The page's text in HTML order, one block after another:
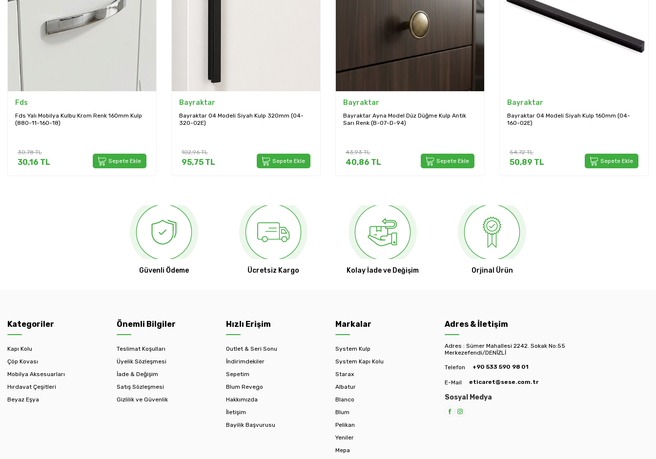
Fds
Fds Yalı Mobilya Kulbu Krom Renk 160mm Kulp
(880-11-160-18)
30,78TL
30,16 TL Sepete Ekle
Bayraktar
Bayraktar 04 Modeli Siyah Kulp 320mm (04-
320-02E)
102,96TL
95,75 TL Sepete Ekle
Bayraktar
Bayraktar Ayna Model Düz Düğme Kulp Antik
Sarı Renk (B-07-D-94)
43,93TL
40,86 TL Sepete Ekle
Bayraktar
Bayraktar 04 Modeli Siyah Kulp 160mm (04-
160-02E)
54,72TL
50,89 TL Sepete Ekle
Güvenli Ödeme Ücretsiz Kargo Kolay İade ve Değişim Orjinal Ürün
Kategoriler
Kapı Kolu
Çöp Kovası
Mobilya Aksesuarları
Hırdavat Çeşitleri
Beyaz Eşya
Önemli Bilgiler
Teslimat Koşulları
Üyelik Sözleşmesi
İade & Değişim
Satış Sözleşmesi
Gizlilik ve Güvenlik
Hızlı Erişim
Outlet & Seri Sonu
İndirimdekiler
Sepetim
Blum Revego
Hakkımızda
İletişim
Bayilik Başvurusu
Markalar
System Kulp
System Kapı Kolu
Starax
Albatur
Blanco
Blum
Pelikan
Yeniler
Mepa
Adres & İletişim
Adres : Sümer Mahallesi 2242. Sokak No:55
Merkezefendi/DENİZLİ
Telefon +90 533 590 98 01
E-Mail eticaret@sese.com.tr
Sosyal Medya